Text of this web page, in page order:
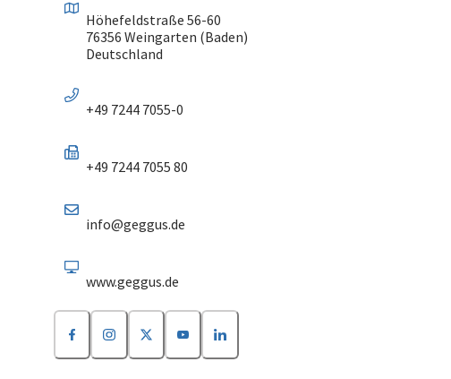
Höhefeldstraße 56-60
76356 Weingarten (Baden)
Deutschland
+49 7244 7055-0
+49 7244 7055 80
info@geggus.de
www.geggus.de